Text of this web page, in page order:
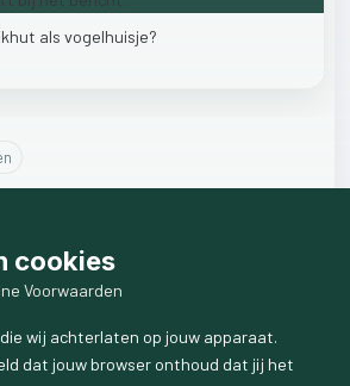
als vogelhuisje?
cookies
Voorwaarden
wij achterlaten op jouw apparaat.
dat jouw browser onthoud dat jij het